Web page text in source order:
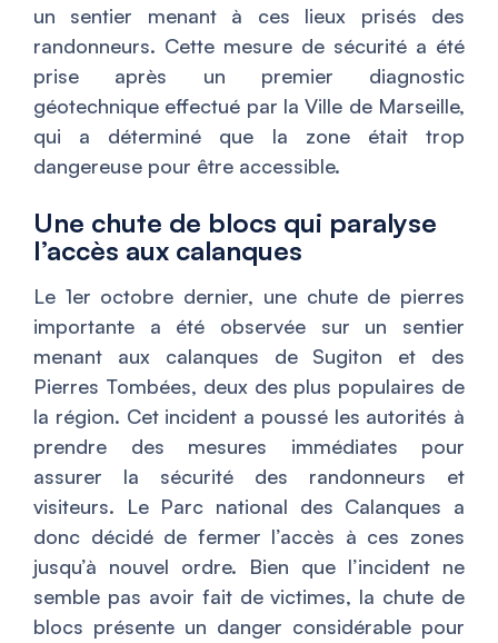
un sentier menant à ces lieux prisés des
randonneurs. Cette mesure de sécurité a été
prise après un premier diagnostic
géotechnique effectué par la Ville de Marseille,
qui a déterminé que la zone était trop
dangereuse pour être accessible.
Une chute de blocs qui paralyse
l’accès aux calanques
Le 1er octobre dernier, une chute de pierres
importante a été observée sur un sentier
menant aux calanques de Sugiton et des
Pierres Tombées, deux des plus populaires de
la région. Cet incident a poussé les autorités à
prendre des mesures immédiates pour
assurer la sécurité des randonneurs et
visiteurs. Le Parc national des Calanques a
donc décidé de fermer l’accès à ces zones
jusqu’à nouvel ordre. Bien que l’incident ne
semble pas avoir fait de victimes, la chute de
blocs présente un danger considérable pour